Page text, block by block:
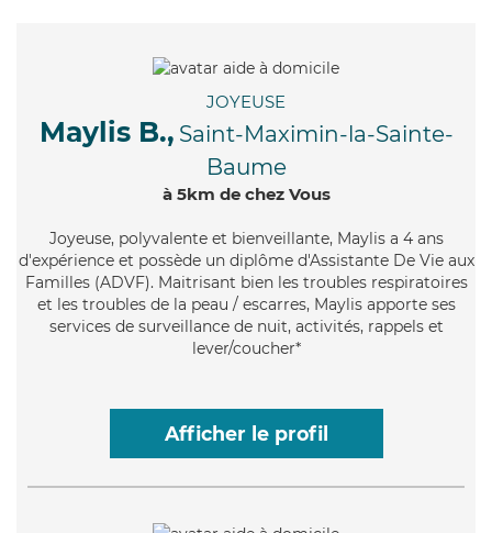
JOYEUSE
Maylis B., Saint-Maximin-la-Sainte-
Baume
à 5km de chez Vous
Joyeuse, polyvalente et bienveillante, Maylis a 4 ans
d'expérience et possède un diplôme d'Assistante De Vie aux
Familles (ADVF). Maitrisant bien les troubles respiratoires
et les troubles de la peau / escarres, Maylis apporte ses
services de surveillance de nuit, activités, rappels et
lever/coucher*
Afficher le profil